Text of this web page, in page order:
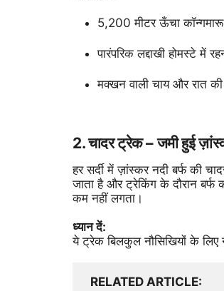
5,200 मीटर ऊँचा कॉन्गमारू
पारंपरिक लद्दाखी होमस्टे में
मक्खन वाली चाय और रात
2. चादर ट्रेक – जमी हुई
हर सर्दी में ज़ांस्कर नदी बर्फ की
जाता है और ट्रेकिंग के दौरान बर्फ
कम नहीं लगता।
ध्यान दें:
ये ट्रेक बिलकुल नौसिखियों के लिए
RELATED ARTICLE